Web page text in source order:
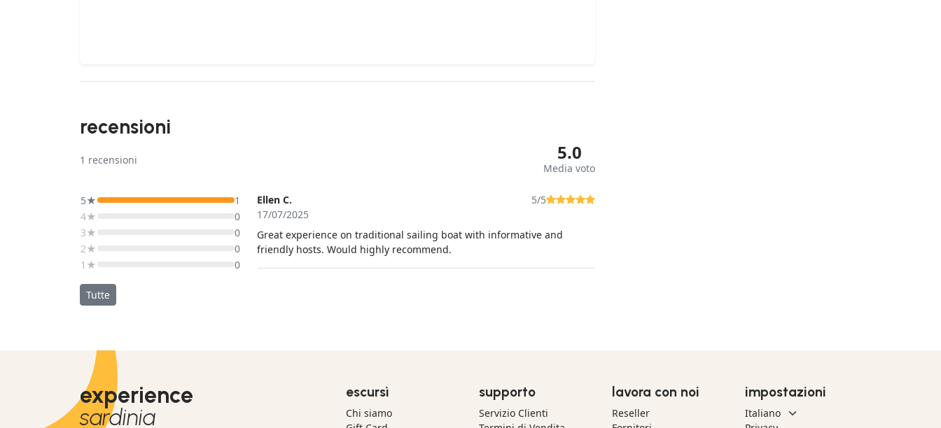
recensioni
1 recensioni 5.0
Media voto
5★
1
4★
0
3★
0
2★
0
1★
0
Tutte
Ellen C.
17/07/2025
5/5
Great experience on traditional sailing boat with informative and
friendly hosts. Would highly recommend.
experience
sardinia
escursì
Chi siamo
supporto
Servizio Clienti
lavora con noi
Reseller
impostazioni